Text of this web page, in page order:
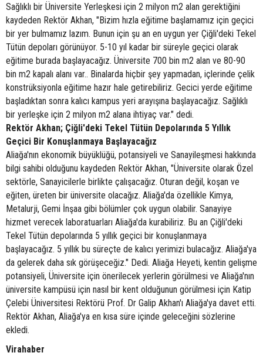
Sağlıklı bir Üniversite Yerleşkesi için 2 milyon m2 alan gerektiğini
kaydeden Rektör Akhan, "Bizim hızla eğitime başlamamız için geçici
bir yer bulmamız lazım. Bunun için şu an en uygun yer Çiğli'deki Tekel
Tütün depoları görünüyor. 5-10 yıl kadar bir süreyle geçici olarak
eğitime burada başlayacağız. Üniversite 700 bin m2 alan ve 80-90
bin m2 kapalı alanı var.. Binalarda hiçbir şey yapmadan, içlerinde çelik
konstrüksiyonla eğitime hazır hale getirebiliriz. Gecici yerde eğitime
başladıktan sonra kalıcı kampus yeri arayışına başlayacağız. Sağlıklı
bir yerleşke için 2 milyon m2 alana ihtiyaç var." dedi.
Rektör Akhan; Çiğli'deki Tekel Tütün Depolarında 5 Yıllık
Geçici Bir Konuşlanmaya Başlayacağız
Aliağa'nın ekonomik büyüklüğü, potansiyeli ve Sanayileşmesi hakkında
bilgi sahibi olduğunu kaydeden Rektör Akhan, "Üniversite olarak Özel
sektörle, Sanayicilerle birlikte çalışacağız. Oturan değil, koşan ve
eğiten, üreten bir üniversite olacağız. Aliağa'da özellikle Kimya,
Metalurji, Gemi İnşaa gibi bölümler çok uygun olabilir. Sanayiye
hizmet verecek laboratuarları Aliağa'da kurabiliriz. Bu an Çiğli'deki
Tekel Tütün depolarında 5 yıllık geçici bir konuşlanmaya
başlayacağız. 5 yıllık bu süreçte de kalıcı yerimizi bulacağız. Aliağa'ya
da gelerek daha sık görüşeceğiz." Dedi. Aliağa Heyeti, kentin gelişme
potansiyeli, Üniversite için önerilecek yerlerin görülmesi ve Aliağa'nın
üniversite kampüsü için nasıl bir kent olduğunun görülmesi için Katip
Çelebi Üniversitesi Rektörü Prof. Dr Galip Akhan'ı Aliağa'ya davet etti.
Rektör Akhan, Aliağa'ya en kısa süre içinde geleceğini sözlerine
ekledi.
Virahaber